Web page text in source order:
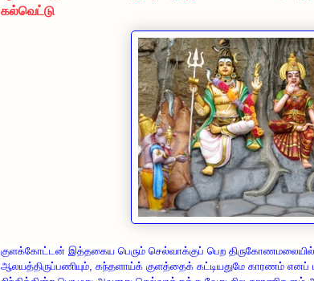
கல்வெட்டு
குளக்கோட்டன் இத்தகைய பெரும் செல்வாக்குப் பெற
ஆலயத்திருப்பணியும், கந்தளாய்க் குளத்தைக் கட்டியதுமே காரணம் எனப்